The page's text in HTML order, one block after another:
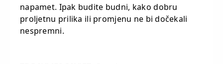
napamet. Ipak budite budni, kako dobru
proljetnu prilika ili promjenu ne bi dočekali
nespremni.